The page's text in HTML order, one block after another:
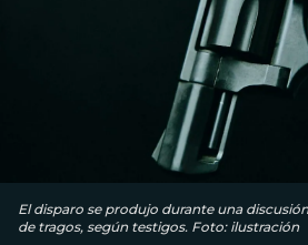
El disparo se produjo durante una
de tragos, según testigos. Foto: ilustración